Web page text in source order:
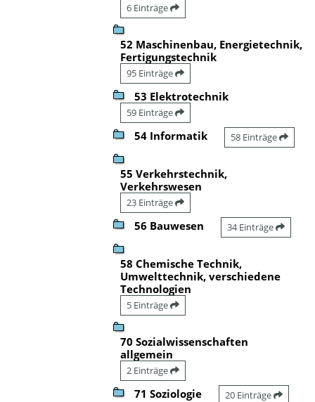
6 Einträge
52 Maschinenbau, Energietechnik,
Fertigungstechnik
95 Einträge
53 Elektrotechnik
59 Einträge
54 Informatik 58 Einträge
55 Verkehrstechnik,
Verkehrswesen
23 Einträge
56 Bauwesen 34 Einträge
58 Chemische Technik,
Umwelttechnik, verschiedene
Technologien
5 Einträge
70 Sozialwissenschaften
allgemein
2 Einträge
71 Soziologie 20 Einträge